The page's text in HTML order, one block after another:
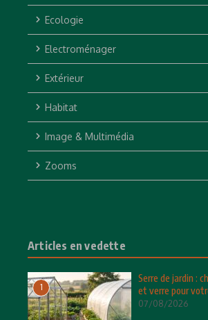
Ecologie
Electroménager
Extérieur
Habitat
Image & Multimédia
Zooms
Articles en vedette
1
Serre de jardin :
et verre pour
07/08/2026